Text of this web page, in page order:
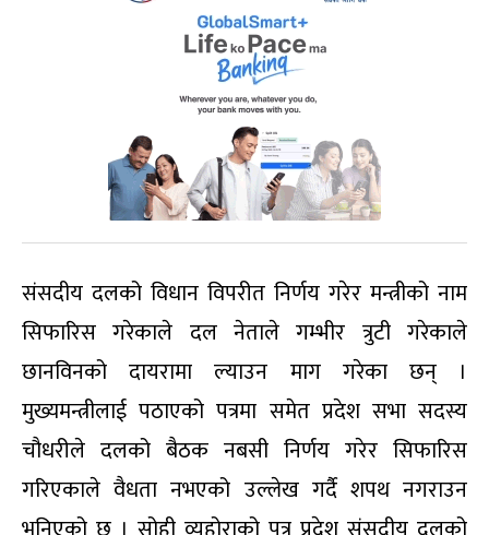
संसदीय दलको विधान विपरीत निर्णय गरेर मन्त्रीको नाम
सिफारिस गरेकाले दल नेताले गम्भीर त्रुटी गरेकाले
छानविनको दायरामा ल्याउन माग गरेका छन् ।
मुख्यमन्त्रीलाई पठाएको पत्रमा समेत प्रदेश सभा सदस्य
चौधरीले दलको बैठक नबसी निर्णय गरेर सिफारिस
गरिएकाले वैधता नभएको उल्लेख गर्दै शपथ नगराउन